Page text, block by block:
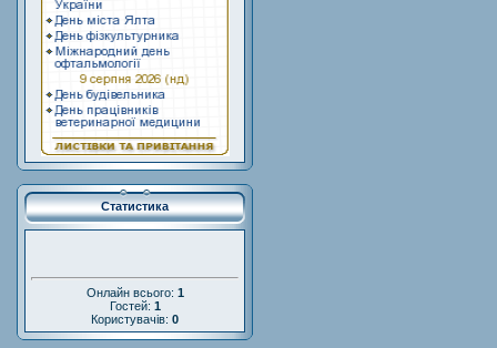
Статистика
Онлайн всього: 1
Гостей: 1
Користувачів: 0